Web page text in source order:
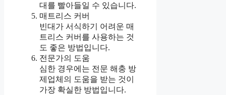
대를 빨아들일 수 있습니다.
매트리스 커버
빈대가 서식하기 어려운 매
트리스 커버를 사용하는 것
도 좋은 방법입니다.
전문가의 도움
심한 경우에는 전문 해충 방
제업체의 도움을 받는 것이
가장 확실한 방법입니다.